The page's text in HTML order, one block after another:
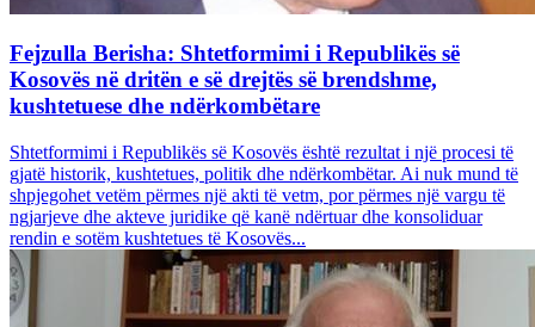
Fejzulla Berisha: Shtetformimi i Republikës së
Kosovës në dritën e së drejtës së brendshme,
kushtetuese dhe ndërkombëtare
Shtetformimi i Republikës së Kosovës është rezultat i një procesi të
gjatë historik, kushtetues, politik dhe ndërkombëtar. Ai nuk mund të
shpjegohet vetëm përmes një akti të vetm, por përmes një vargu të
ngjarjeve dhe akteve juridike që kanë ndërtuar dhe konsoliduar
rendin e sotëm kushtetues të Kosovës...